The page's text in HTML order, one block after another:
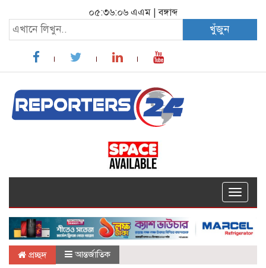
০৫:৩৬:০৭ এএম |বঙ্গাব্দ
খুঁজুন
Toggle
প্রচ্ছদ আন্তর্জাতিক